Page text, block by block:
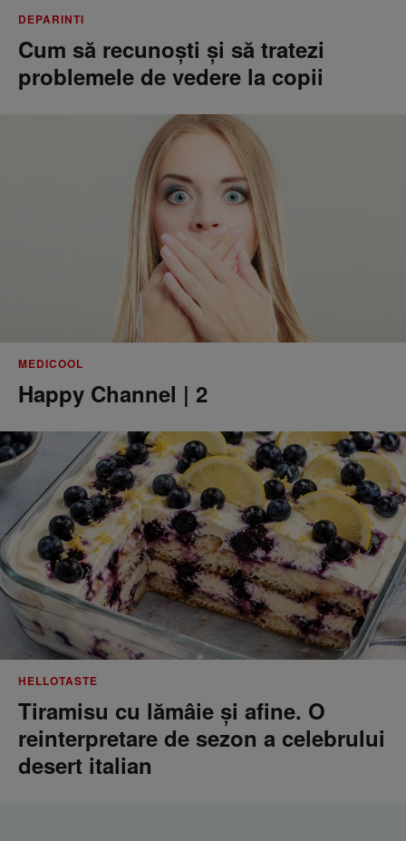
DEPARINTI
Cum să recunoști și să tratezi
problemele de vedere la copii
MEDICOOL
Happy Channel | 2
HELLOTASTE
Tiramisu cu lămâie și afine. O
reinterpretare de sezon a celebrului
desert italian